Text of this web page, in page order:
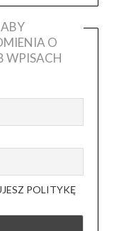
O
WPISACH
POLITYKĘ